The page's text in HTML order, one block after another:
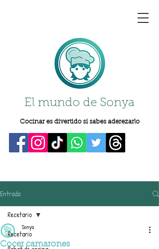
El mundo de Sonya
Cocinar es divertido si sabes aderezarlo
Entrada
Recetario
Recetario
Cocer camarones
Sonya